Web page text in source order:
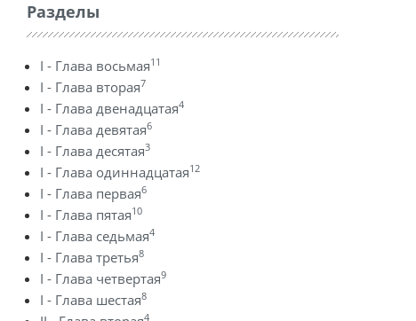
Разделы
I - Глава восьмая11
I - Глава вторая7
I - Глава двенадцатая4
I - Глава девятая6
I - Глава десятая3
I - Глава одиннадцатая12
I - Глава первая6
I - Глава пятая10
I - Глава седьмая4
I - Глава третья8
I - Глава четвертая9
I - Глава шестая8
4